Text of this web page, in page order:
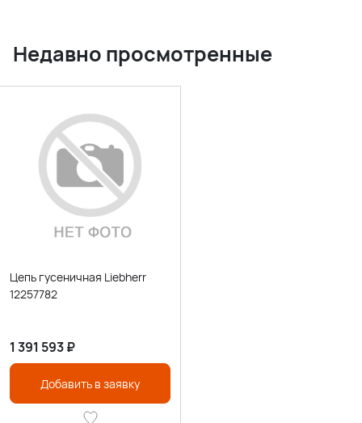
Недавно просмотренные
Цепь гусеничная Liebherr
12257782
1 391 593₽
Добавить в заявку